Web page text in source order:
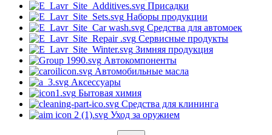
Присадки
Наборы продукции
Средства для автомоек
Сервисные продукты
Зимняя продукция
Автокомпоненты
Автомобильные масла
Аксессуары
Бытовая химия
Средства для клининга
Уход за оружием